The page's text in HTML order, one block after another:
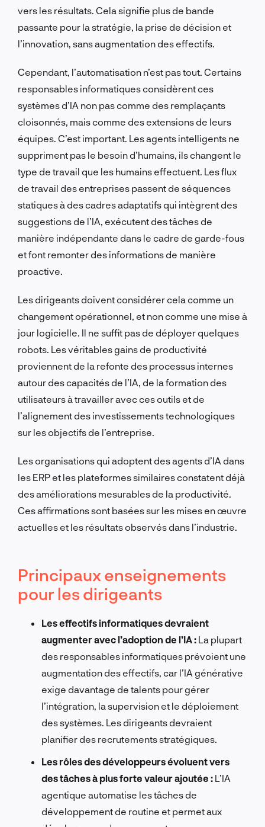
vers les résultats. Cela signifie plus de bande
passante pour la stratégie, la prise de décision et
l’innovation, sans augmentation des effectifs.
Cependant, l’automatisation n’est pas tout. Certains
responsables informatiques considèrent ces
systèmes d’IA non pas comme des remplaçants
cloisonnés, mais comme des extensions de leurs
équipes. C’est important. Les agents intelligents ne
suppriment pas le besoin d’humains, ils changent le
type de travail que les humains effectuent. Les flux
de travail des entreprises passent de séquences
statiques à des cadres adaptatifs qui intègrent des
suggestions de l’IA, exécutent des tâches de
manière indépendante dans le cadre de garde-fous
et font remonter des informations de manière
proactive.
Les dirigeants doivent considérer cela comme un
changement opérationnel, et non comme une mise à
jour logicielle. Il ne suffit pas de déployer quelques
robots. Les véritables gains de productivité
proviennent de la refonte des processus internes
autour des capacités de l’IA, de la formation des
utilisateurs à travailler avec ces outils et de
l’alignement des investissements technologiques
sur les objectifs de l’entreprise.
Les organisations qui adoptent des agents d’IA dans
les ERP et les plateformes similaires constatent déjà
des améliorations mesurables de la productivité.
Ces affirmations sont basées sur les mises en œuvre
actuelles et les résultats observés dans l’industrie.
Principaux enseignements
pour les dirigeants
Les effectifs informatiques devraient
augmenter avec l’adoption de l’IA : La plupart
des responsables informatiques prévoient une
augmentation des effectifs, car l’IA générative
exige davantage de talents pour gérer
l’intégration, la supervision et le déploiement
des systèmes. Les dirigeants devraient
planifier des recrutements stratégiques.
Les rôles des développeurs évoluent vers
des tâches à plus forte valeur ajoutée : L’IA
agentique automatise les tâches de
développement de routine et permet aux